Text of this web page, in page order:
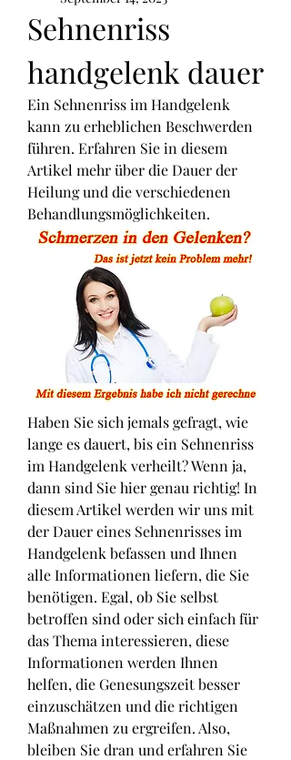
Sehnenriss
handgelenk dauer
Ein Sehnenriss im Handgelenk
kann zu erheblichen Beschwerden
führen. Erfahren Sie in diesem
Artikel mehr über die Dauer der
Heilung und die verschiedenen
Behandlungsmöglichkeiten.
Haben Sie sich jemals gefragt, wie
lange es dauert, bis ein Sehnenriss
im Handgelenk verheilt? Wenn ja,
dann sind Sie hier genau richtig! In
diesem Artikel werden wir uns mit
der Dauer eines Sehnenrisses im
Handgelenk befassen und Ihnen
alle Informationen liefern, die Sie
benötigen. Egal, ob Sie selbst
betroffen sind oder sich einfach für
das Thema interessieren, diese
Informationen werden Ihnen
helfen, die Genesungszeit besser
einzuschätzen und die richtigen
Maßnahmen zu ergreifen. Also,
bleiben Sie dran und erfahren Sie